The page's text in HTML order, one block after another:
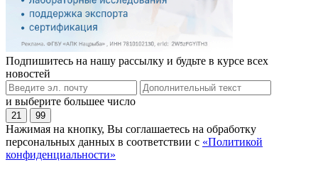
Подпишитесь на нашу рассылку и будьте в курсе всех
новостей
и выберите большее число
21 99
Нажимая на кнопку, Вы соглашаетесь на обработку
персональных данных в соответствии с «Политикой
конфиденциальности»